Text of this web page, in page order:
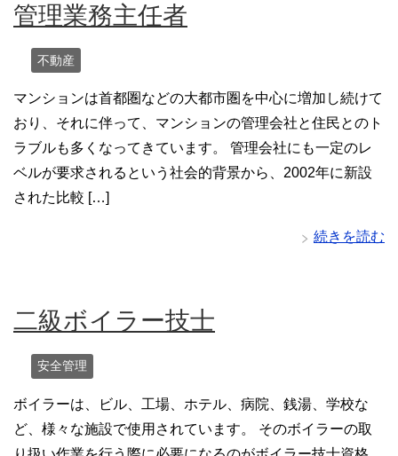
管理業務主任者
不動産
マンションは首都圏などの大都市圏を中心に増加し続けて
おり、それに伴って、マンションの管理会社と住民とのト
ラブルも多くなってきています。 管理会社にも一定のレ
ベルが要求されるという社会的背景から、2002年に新設
された比較 […]
続きを読む
二級ボイラー技士
安全管理
ボイラーは、ビル、工場、ホテル、病院、銭湯、学校な
ど、様々な施設で使用されています。 そのボイラーの取